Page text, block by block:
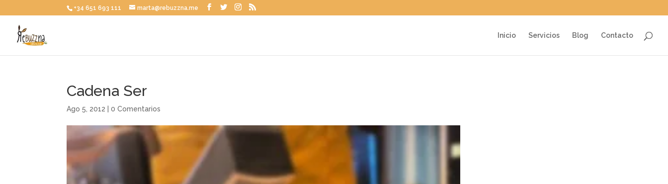
+34 651 693 111 marta@rebuzzna.me
Inicio Servicios Blog Contacto
Cadena Ser
Ago 5, 2012 |0 Comentarios